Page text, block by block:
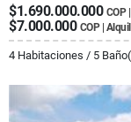
$1.690.000.000 COP
$7.000.000 COP |
4 Habitaciones / 5